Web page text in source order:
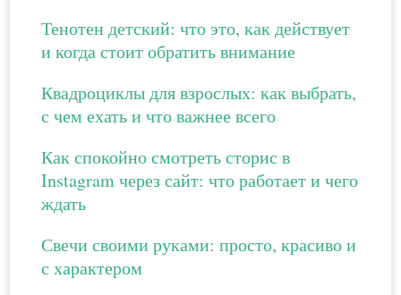
Тенотен детский: что это, как действует
и когда стоит обратить внимание
Квадроциклы для взрослых: как выбрать,
с чем ехать и что важнее всего
Как спокойно смотреть сторис в
Instagram через сайт: что работает и чего
ждать
Свечи своими руками: просто, красиво и
с характером